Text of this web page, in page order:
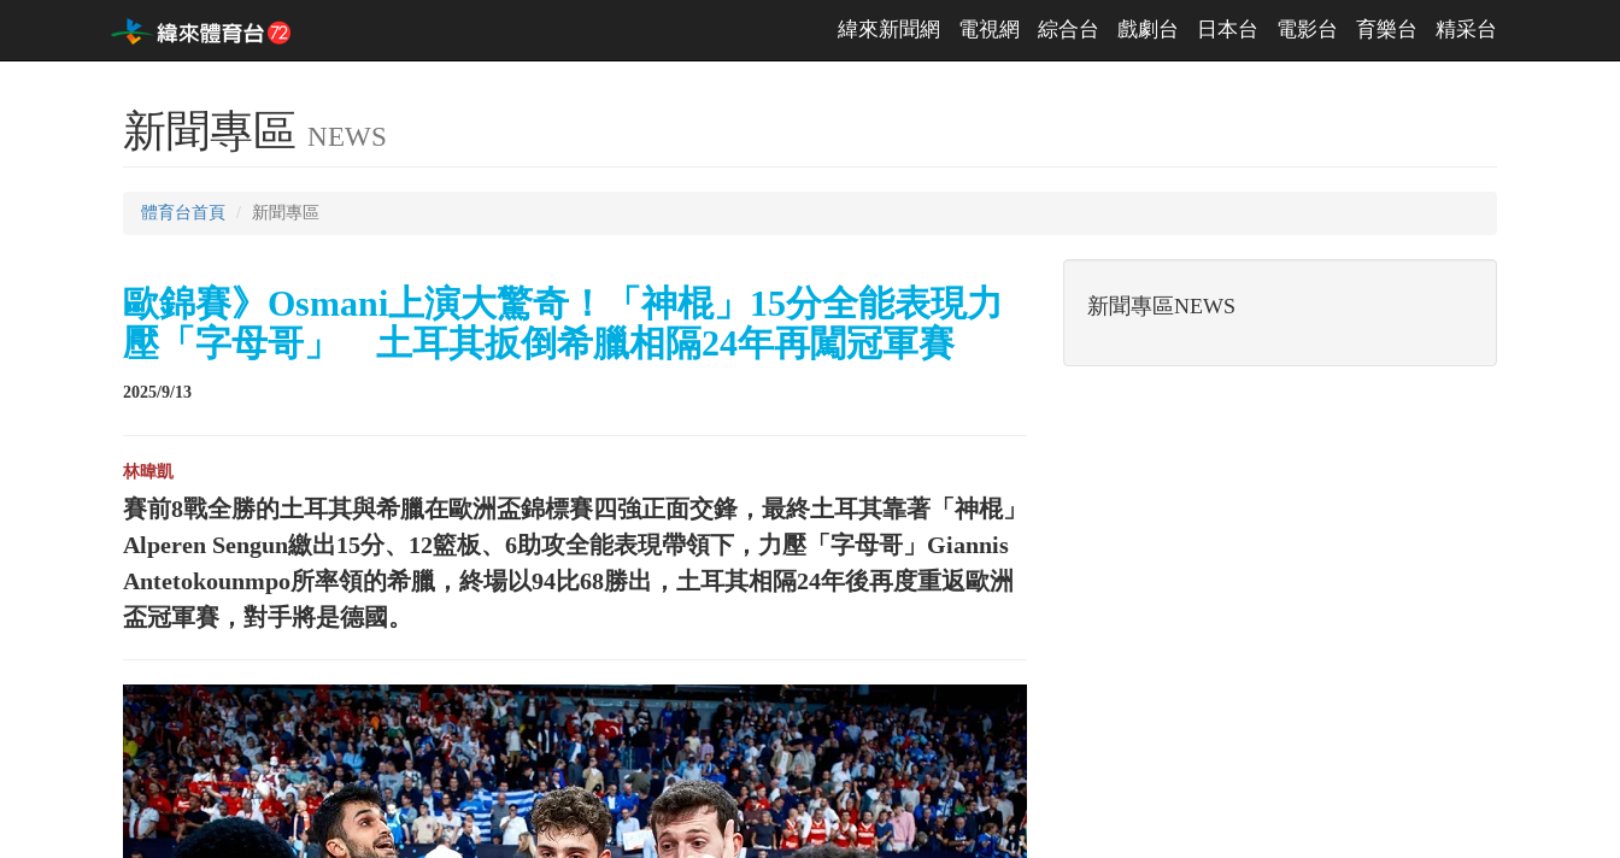
緯來新聞網 電視網 綜合台 戲劇台 日本台 電影台 育樂台 精采台
新聞專區 NEWS
體育台首頁 新聞專區
歐錦賽》Osmani上演大驚奇！「神棍」15分全能表現力
壓「字母哥」 土耳其扳倒希臘相隔24年再闖冠軍賽
2025/9/13
林暐凱
賽前8戰全勝的土耳其與希臘在歐洲盃錦標賽四強正面交鋒，最終土耳其靠著「神棍」
Alperen Sengun繳出15分、12籃板、6助攻全能表現帶領下，力壓「字母哥」Giannis
Antetokounmpo所率領的希臘，終場以94比68勝出，土耳其相隔24年後再度重返歐洲
盃冠軍賽，對手將是德國。
新聞專區NEWS